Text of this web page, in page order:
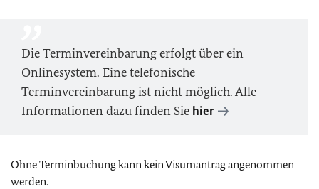
Die Terminvereinbarung erfolgt über ein
Onlinesystem. Eine telefonische
Terminvereinbarung ist nicht möglich. Alle
Informationen dazu finden Sie hier
Ohne Terminbuchung kann kein Visumantrag angenommen
werden.